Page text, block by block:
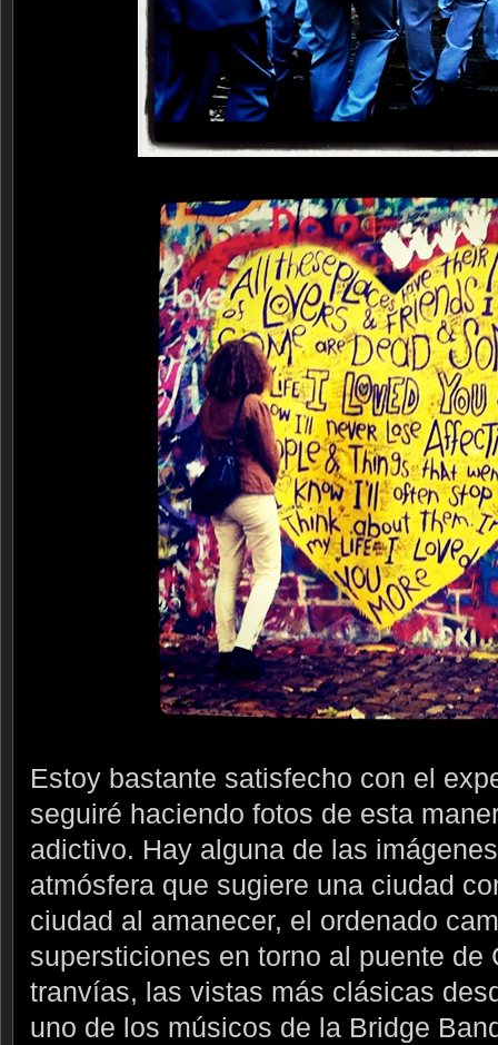
Estoy bastante satisfecho con el
seguiré haciendo fotos de esta
adictivo. Hay alguna de las
atmósfera que sugiere una ciudad
ciudad al amanecer, el ordenado
supersticiones en torno al puente de
tranvías, las vistas más clásicas
uno de los músicos de la Bridge